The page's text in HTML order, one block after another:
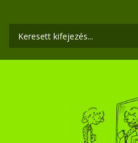
tartalomra
Keresés